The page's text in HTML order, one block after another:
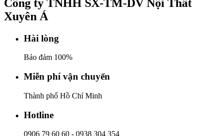
Công ty TNHH SX-TM-DV Nội Thất
Xuyên Á
Hài lòng
Bảo đảm 100%
Miễn phí vận chuyển
Thành phố Hồ Chí Minh
Hotline
0906 79 60 60 - 0938 304 354